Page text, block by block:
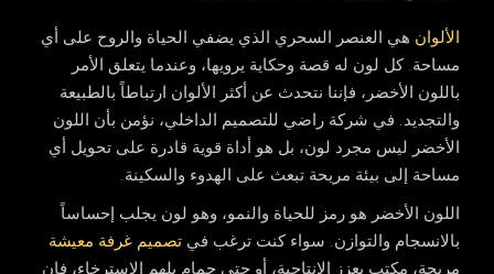
الألوان هي العنصر السحري الذي يضفي الحياة والروح على أي
مساحة. كل لون له قصة وحكاية يرويها، وعندما يتعلق الأمر
باللون الأخضر، فإننا نتحدث عن أكثر الألوان ارتباطاً بالطبيعة
والتجديد. في شركة راضي للتصميم الداخلي، نؤمن بأن اللون
الأخضر ليس مجرد لون، بل هو أداة قوية قادرة على تحويل أي
مساحة إلى بيئة مريحة تبعث على الهدوء والسكينة.
اللون الأخضر هو رمز للحياة والنمو، وهو لون يجلب إحساساً
بالانسجام والتوازن. سواء كنت ترغب في تصميم غرفة معيشة
مريحة، مكتب يعزز الإنتاجية، أو حتى حمام يلهم الاسترخاء، فإن